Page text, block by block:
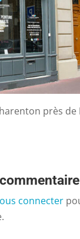
près de
connecter